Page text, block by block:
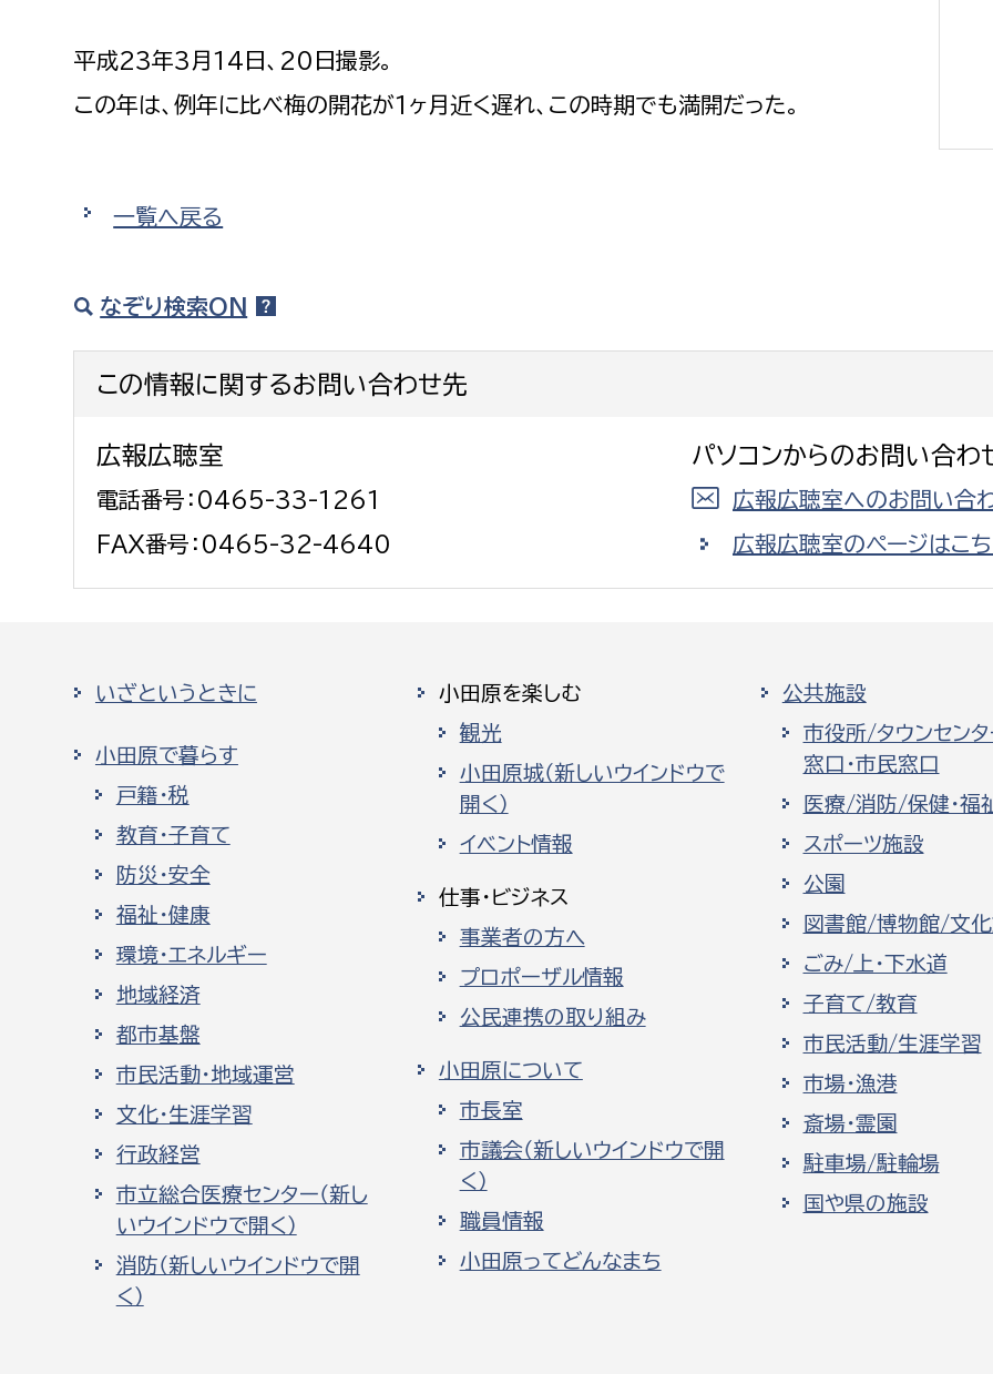
経営総務課
下水道整備課
教育総務課
選挙管理委員会事務局
農業委員会事務局
平成23年3月14日、20日撮影。
この年は、例年に比べ梅の開花が1ヶ月近く遅れ、この時期でも満開だった。
一覧へ戻る
なぞり検索ON
この情報に関するお問い合わせ先
広報広聴室
電話番号：0465-33-1261
FAX番号：0465-32-4640
パソコンからのお問い合わ
広報広聴室へのお問い合
広報広聴室のページはこち
いざというときに
小田原で暮らす
戸籍・税
教育・子育て
防災・安全
福祉・健康
環境・エネルギー
地域経済
都市基盤
市民活動・地域運営
文化・生涯学習
行政経営
市立総合医療センター（新し
いウインドウで開く）
消防（新しいウインドウで開
く）
小田原を楽しむ
観光
小田原城（新しいウインドウで
開く）
イベント情報
仕事・ビジネス
事業者の方へ
プロポーザル情報
公民連携の取り組み
小田原について
市長室
市議会（新しいウインドウで開
く）
職員情報
小田原ってどんなまち
公共施設
市役所/タウンセン
窓口・市民窓口
医療/消防/保健・福
スポーツ施設
公園
図書館/博物館/文
ごみ/上・下水道
子育て/教育
市民活動/生涯学習
市場・漁港
斎場・霊園
駐車場/駐輪場
国や県の施設